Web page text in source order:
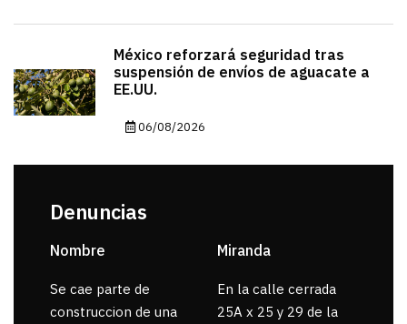
México reforzará seguridad tras
suspensión de envíos de aguacate a
EE.UU.
06/08/2026
Denuncias
Nombre
Se cae parte de
construccion de una
Miranda
En la calle cerrada
25A x 25 y 29 de la